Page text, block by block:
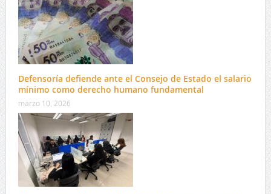
Defensoría defiende ante el Consejo de Estado el salario
mínimo como derecho humano fundamental
marzo 10, 2026